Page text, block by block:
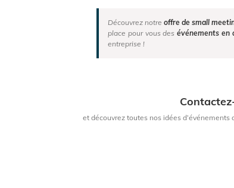
Découvrez notre offre de small
place pour vous desévénements en
entreprise !
et découvrez toutes nos idées